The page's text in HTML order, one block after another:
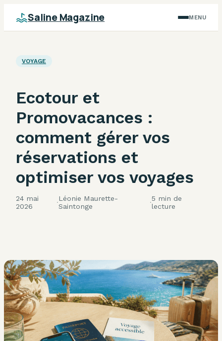
Saline Magazine MENU
VOYAGE
Ecotour et
Promovacances :
comment gérer vos
réservations et
optimiser vos voyages
24 mai
2026
·Léonie Maurette-
Saintonge
·5 min de
lecture